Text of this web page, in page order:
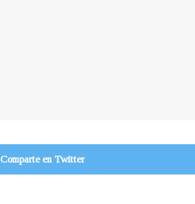
Comparte en Twitter